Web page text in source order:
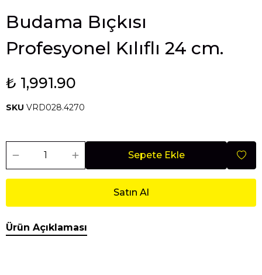
Budama Bıçkısı
Profesyonel Kılıflı 24 cm.
₺ 1,991.90
SKU VRD028.4270
Sepete Ekle
Satın Al
Ürün Açıklaması